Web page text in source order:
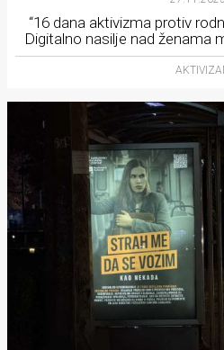
“16 dana aktivizma protiv
Digitalno nasilje nad ženama